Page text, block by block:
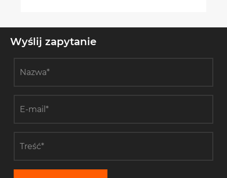
Wyślij zapytanie